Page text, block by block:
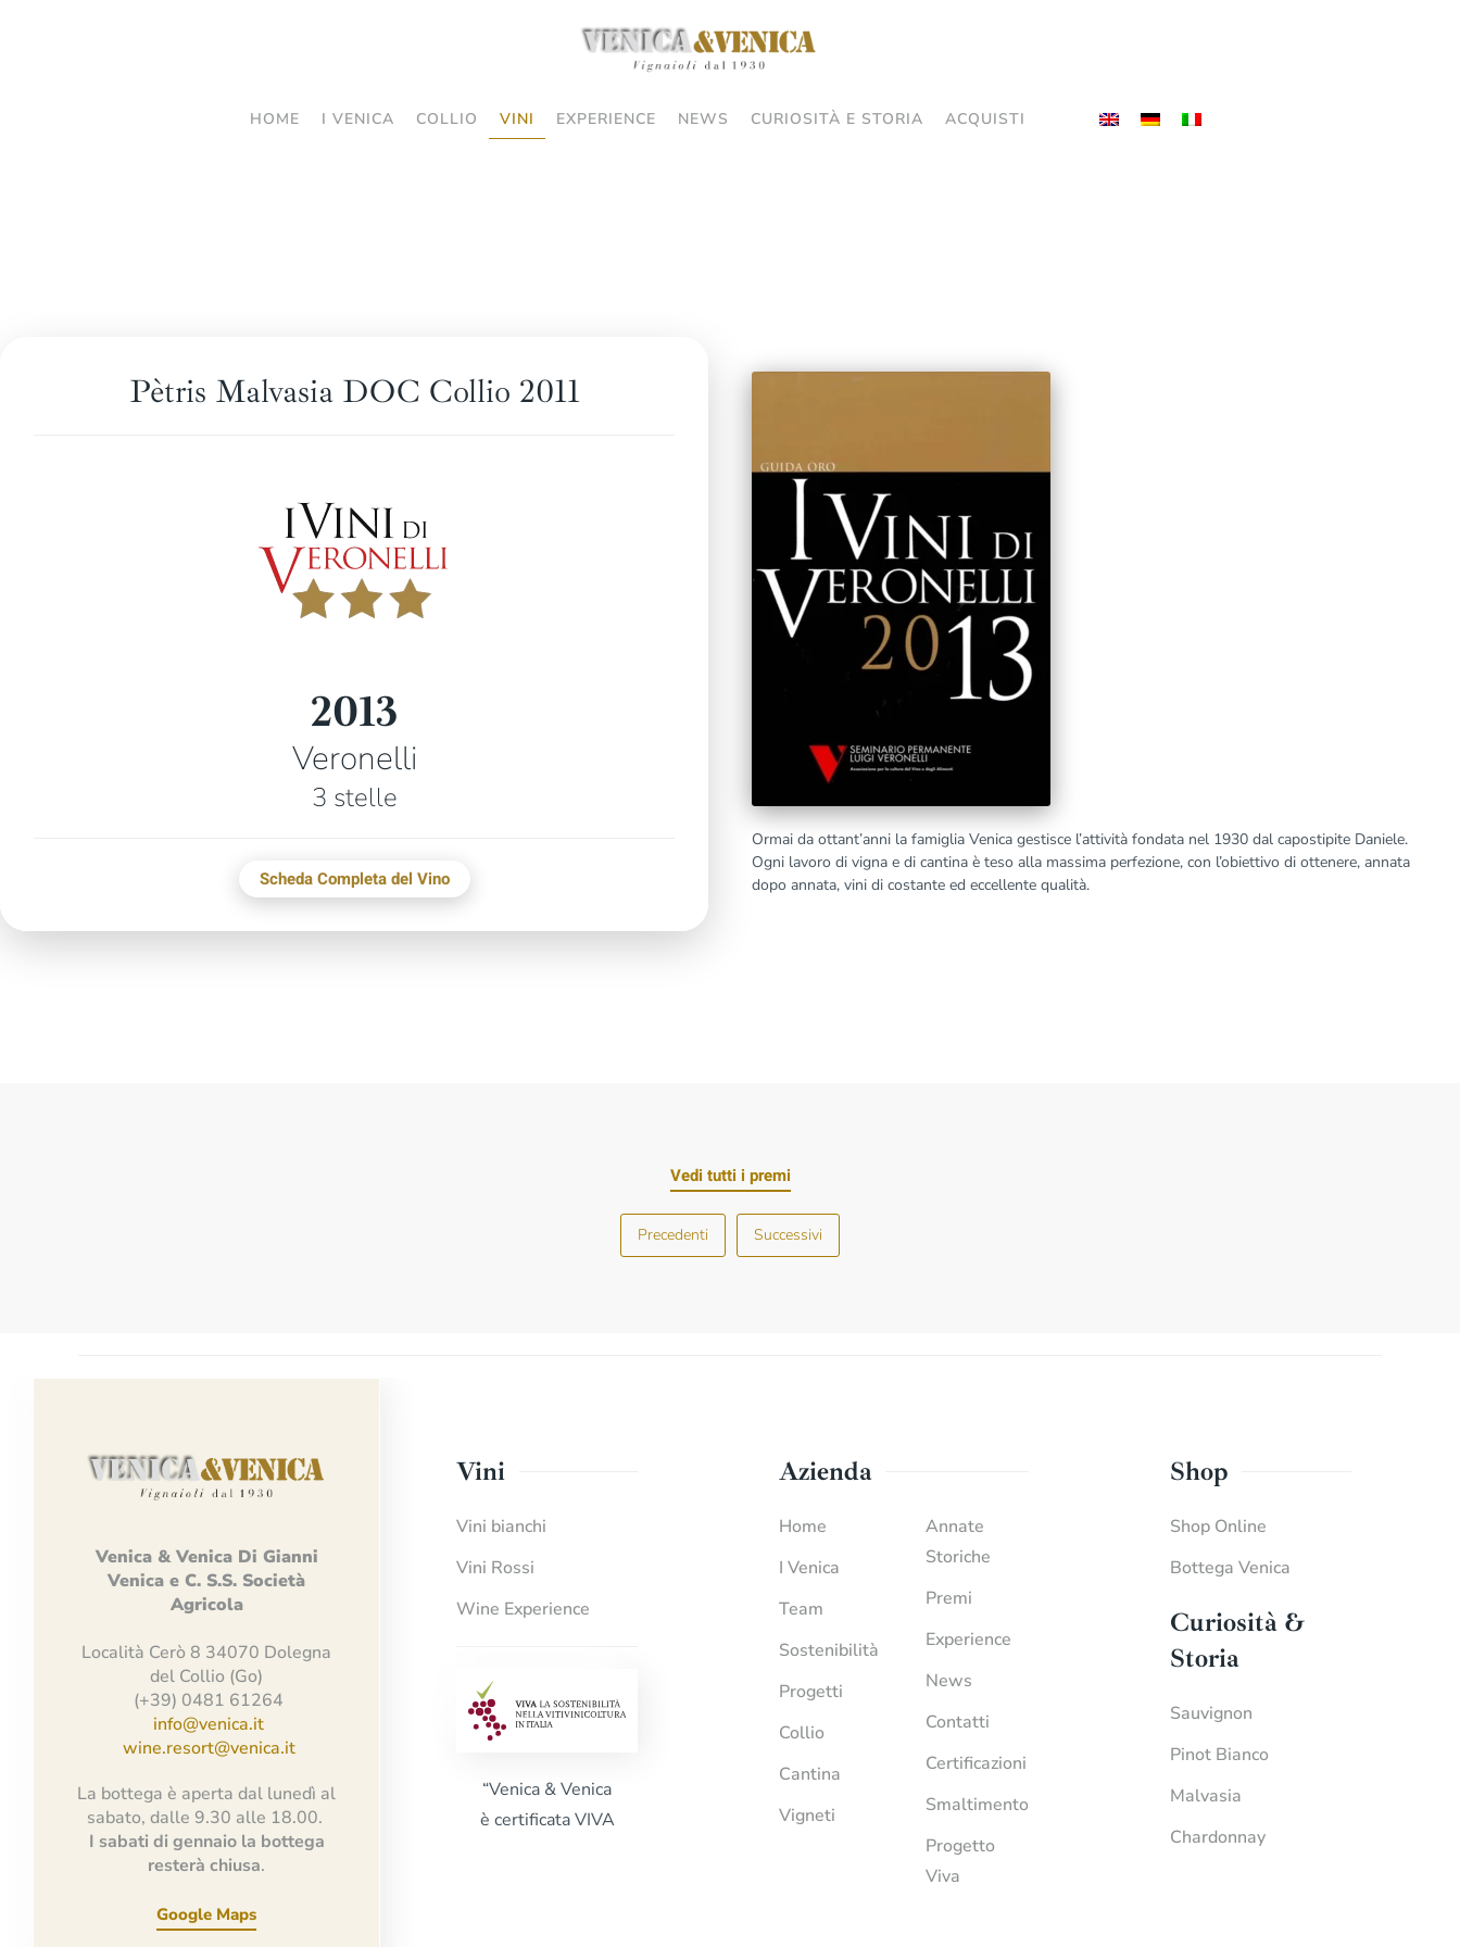
HOME I VENICA COLLIO VINI EXPERIENCE NEWS CURIOSITÀ E STORIA ACQUISTI
Pètris Malvasia DOC Collio 2011
2013
Veronelli
3 stelle
Scheda Completa del Vino
Ormai da ottant’anni la famiglia Venica gestisce l’attività fondata nel 1930 dal capostipite Daniele.
Ogni lavoro di vigna e di cantina è teso alla massima perfezione, con l’obiettivo di ottenere, annata
dopo annata, vini di costante ed eccellente qualità.
Vedi tutti i premi
Precedenti Successivi
Venica &Venica Di Gianni
VenicaeC. S.S. Società
Agricola
Località Cerò 8 34070 Dolegna
del Collio (Go)
(+39) 0481 61264
info@venica.it
wine.resort@venica.it
La bottega è aperta dal lunedì al
sabato, dalle 9.30 alle 18.00.
I sabati di gennaio la bottega
resterà chiusa.
Google Maps
Vini
Vini bianchi
Vini Rossi
Wine Experience
“Venica & Venica
è certificata VIVA
Azienda
Home
I Venica
Team
Sostenibilità
Progetti
Collio
Cantina
Vigneti
Annate
Storiche
Premi
Experience
News
Contatti
Certificazioni
Smaltimento
Progetto
Viva
Shop
Shop Online
Bottega Venica
Curiosità &
Storia
Sauvignon
Pinot Bianco
Malvasia
Chardonnay